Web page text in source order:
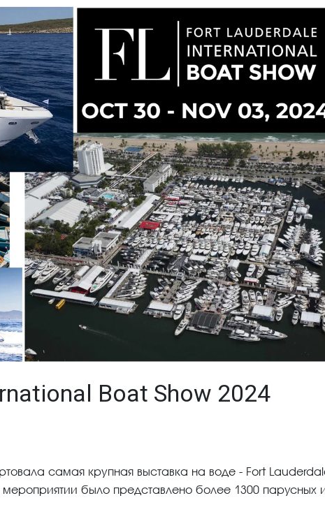
Boat Show 2024
самая крупная выставка на воде - Fort
было представлено более 1300 парусных